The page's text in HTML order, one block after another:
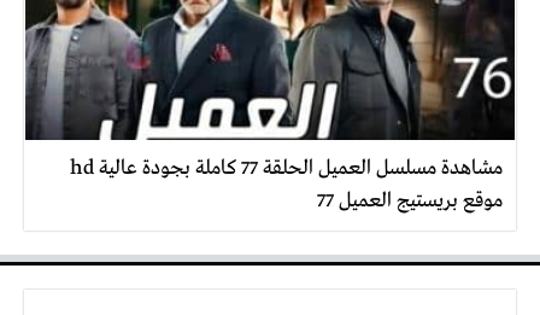
مشاهدة مسلسل العميل الحلقة 77 كاملة بجودة عالية hd
موقع بريستيج العميل 77